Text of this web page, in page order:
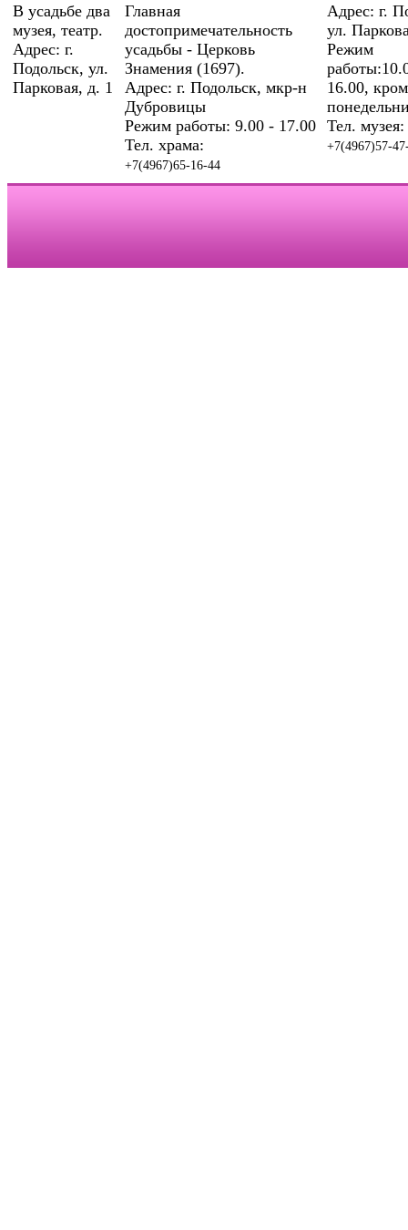
В усадьбе два
музея, театр.
Адрес: г.
Подольск, ул.
Парковая, д. 1
Главная
достопримечательность
усадьбы - Церковь
Знамения (1697).
Адрес: г. Подольск, мкр-н
Дубровицы
Режим работы: 9.00 - 17.00
Тел. храма:
+7(4967)65-16-44
Адрес: г.
ул.
Режим
16.00,
Тел. музея:
+7(4967)57-